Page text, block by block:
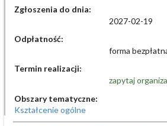
Zgłoszenia do dnia:
2027-02-19
Odpłatność:
forma
Termin realizacji:
zapytaj
Obszary tematyczne:
Kształcenie ogólne